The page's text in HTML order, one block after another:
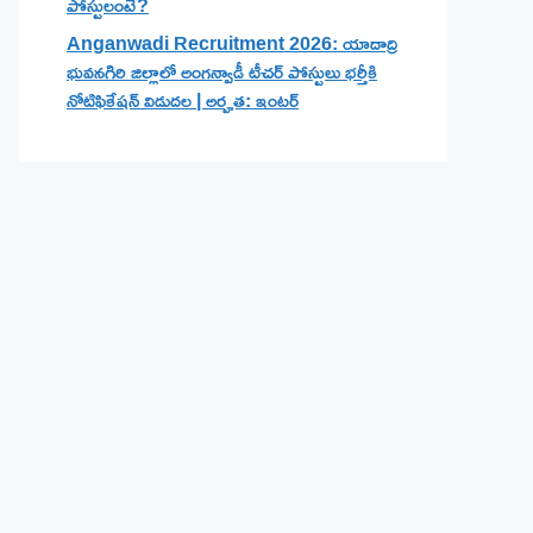
Anganwadi Recruitment 2026: యాదాద్రి
భువనగిరి జిల్లాలో అంగన్వాడీ టీచర్ పోస్టులు భర్తీకి
నోటిఫికేషన్ విడుదల | అర్హత: ఇంటర్